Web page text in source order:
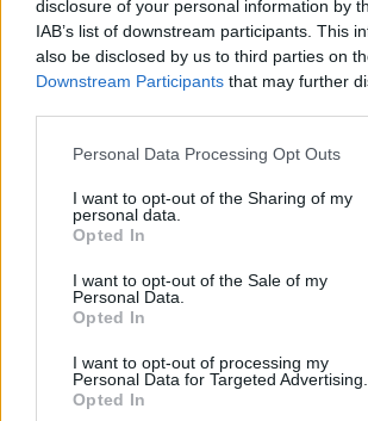
disclosure of your personal information by
IAB’s list of downstream participants. This
also be disclosed by us to third parties on
Downstream Participants that may further
Please note that this website/app uses one
not limited to your visit or usage behaviour.
grant or deny consent to Google and its
use your data for below specified purposes
consent section.
Personal Data Processing Opt Outs
I want to opt-out of the Sharing of my
personal data.
Opted In
I want to opt-out of the Sale of my
Personal Data.
Opted In
I want to opt-out of processing my
Personal Data for Targeted Advertising.
Opted In
Szvetlana Szorokina, az önkormányzat
aláírta a számlát, nem nyilatkozik. A
Pravda című lap kérdéseire írásban
levéltári adatokból látható, hogy az
volt, ma életveszélyes rom, ezért Bobkov
hogy a falu lakóinak biztonsága
terepet a maradványoktól. Állítja: nem is
brigádvezetőnek, aki viszont darabját 8
Bobkov is azt mondja: nem sejtette, hogy
szó. Amikor megtudta, szaladt a